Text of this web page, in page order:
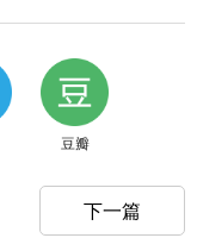
豆瓣
下一篇